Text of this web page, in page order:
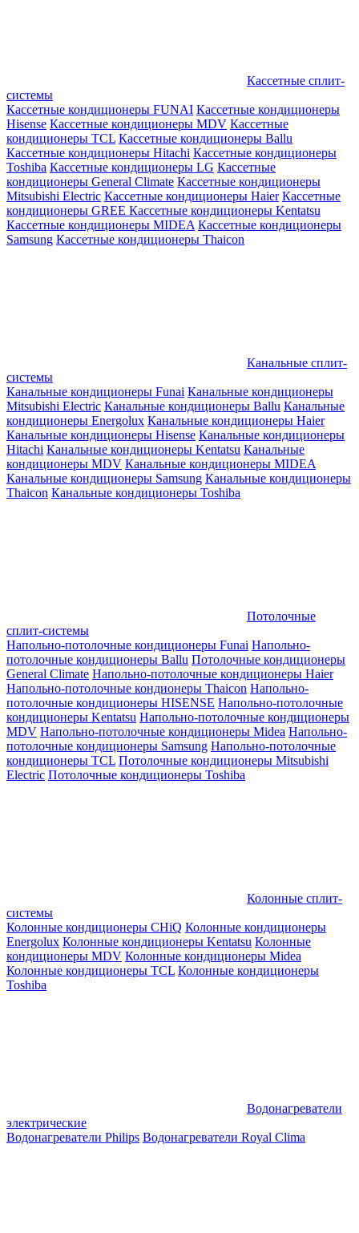
Кассетные сплит-
системы
Кассетные кондиционеры FUNAI Кассетные кондиционеры
Hisense Кассетные кондиционеры MDV Кассетные
кондиционеры TCL Кассетные кондиционеры Ballu
Кассетные кондиционеры Hitachi Кассетные кондиционеры
Toshiba Кассетные кондиционеры LG Кассетные
кондиционеры General Climate Кассетные кондиционеры
Mitsubishi Electric Кассетные кондиционеры Haier Кассетные
кондиционеры GREE Кассетные кондиционеры Kentatsu
Кассетные кондиционеры MIDEA Кассетные кондиционеры
Samsung Кассетные кондиционеры Thaicon
Канальные сплит-
системы
Канальные кондиционеры Funai Канальные кондиционеры
Mitsubishi Electric Канальные кондиционеры Ballu Канальные
кондиционеры Energolux Канальные кондиционеры Haier
Канальные кондиционеры Hisense Канальные кондиционеры
Hitachi Канальные кондиционеры Kentatsu Канальные
кондиционеры MDV Канальные кондиционеры MIDEA
Канальные кондиционеры Samsung Канальные кондиционеры
Thaicon Канальные кондиционеры Toshiba
Потолочные
сплит-системы
Напольно-потолочные кондиционеры Funai Напольно-
потолочные кондиционеры Ballu Потолочные кондиционеры
General Climate Напольно-потолочные кондиционеры Haier
Напольно-потолочные кондионеры Thaicon Напольно-
потолочные кондиционеры HISENSE Напольно-потолочные
кондиционеры Kentatsu Напольно-потолочные кондиционеры
MDV Напольно-потолочные кондиционеры Midea Напольно-
потолочные кондиционеры Samsung Напольно-потолочные
кондиционеры TCL Потолочные кондиционеры Mitsubishi
Electric Потолочные кондиционеры Toshiba
Колонные сплит-
системы
Колонные кондиционеры CHiQ Колонные кондиционеры
Energolux Колонные кондиционеры Kentatsu Колонные
кондиционеры MDV Колонные кондиционеры Midea
Колонные кондиционеры TCL Колонные кондиционеры
Toshiba
Водонагреватели
электрические
Водонагреватели Philips Водонагреватели Royal Clima